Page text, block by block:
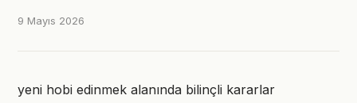
9 Mayıs 2026
yeni hobi edinmek alanında bilinçli kararlar